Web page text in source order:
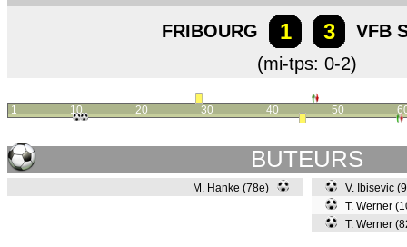
FRIBOURG 1 3
VFB
(mi-tps: 0-2)
1 10 20 30 40 50
BUTEURS
M. Hanke (78e)
V. Ibisevic
T. Werner
T. Werner